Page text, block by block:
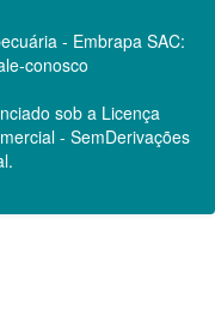
- Embrapa SAC:
conosco
sob a Licença
- SemDerivações